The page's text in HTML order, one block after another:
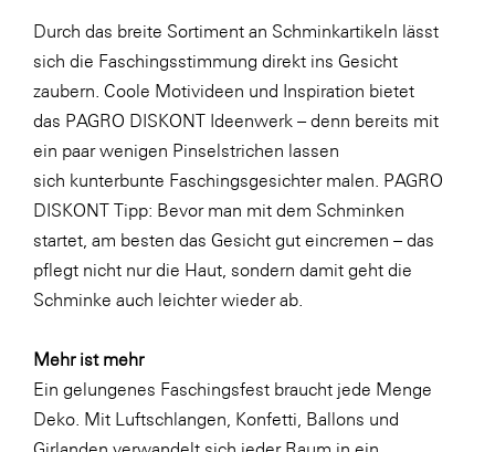
WKS Fachgruppe Finanzdienstleister
WK UBIT
Zühlke
Media
Durch das breite Sortiment an Schminkartikeln lässt
sich die Faschingsstimmung direkt ins Gesicht
zaubern. Coole Motivideen und Inspiration bietet
das PAGRO DISKONT Ideenwerk – denn bereits mit
ein paar wenigen Pinselstrichen lassen
sich kunterbunte Faschingsgesichtermalen. PAGRO
DISKONT Tipp: Bevor man mit dem Schminken
startet, am besten das Gesicht gut eincremen – das
pflegt nicht nur die Haut, sondern damit geht die
Schminke auch leichter wieder ab.
Mehr ist mehr
Ein gelungenes Faschingsfest braucht jede Menge
Deko. Mit Luftschlangen, Konfetti, Ballons und